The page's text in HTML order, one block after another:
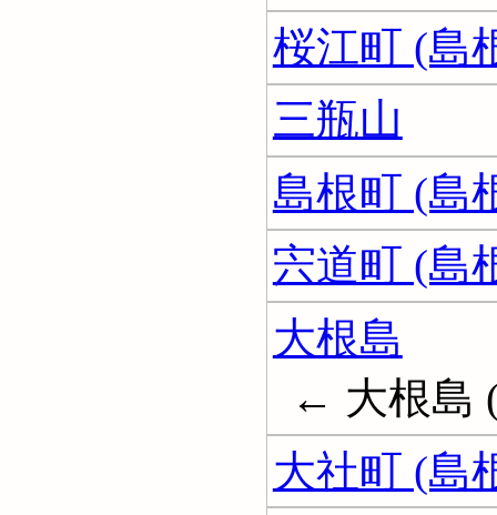
桜江町 (島
三瓶山
島根町 (島
宍道町 (島
大根島
← 大根島
大社町 (島